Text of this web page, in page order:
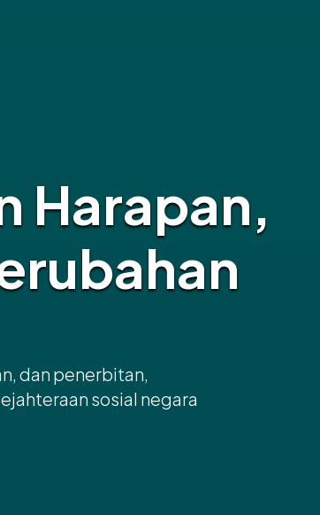
Harapan,
dan penerbitan,
sosial negara